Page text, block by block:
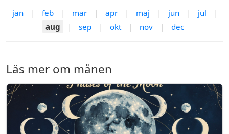
jan | feb | mar | apr | maj | jun | jul
|
aug
| sep | okt | nov | dec
Läs mer om månen